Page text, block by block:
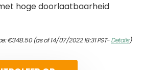
hoge doorlaatbaarheid
€348.50(as of 14/07/2022 18:31 PST-Details)